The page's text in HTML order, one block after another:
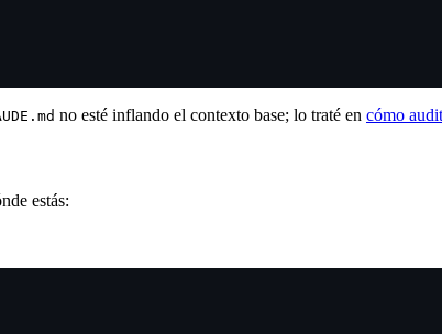
no esté inflando el contexto base; lo traté en cómo
estás: